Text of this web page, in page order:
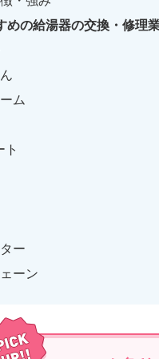
めの給湯器の交換・修理
ム
ト
ー
ーン